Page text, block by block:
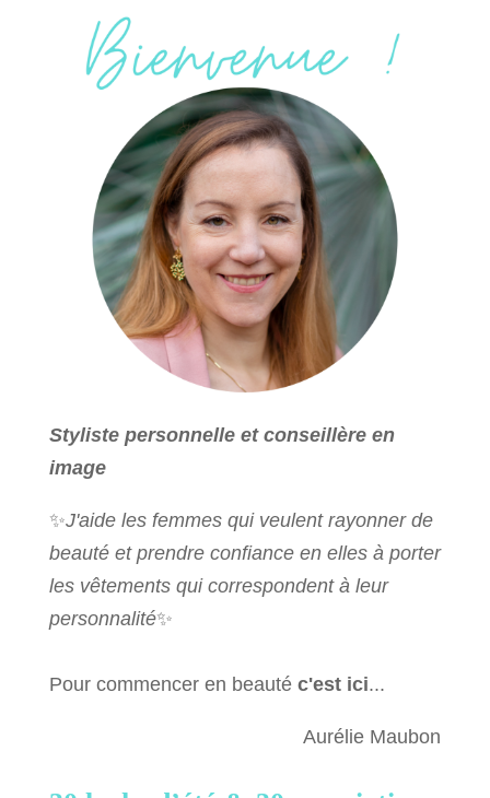
Styliste personnelle et conseillère en
image
✨J'aide les femmes qui veulent rayonner de
beauté et prendre confiance en elles à porter
les vêtements qui correspondent à leur
personnalité✨
Pour commencer en beauté c'est ici...
Aurélie Maubon